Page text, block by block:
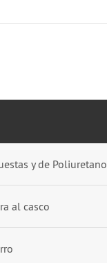
y de Poliuretano
al casco